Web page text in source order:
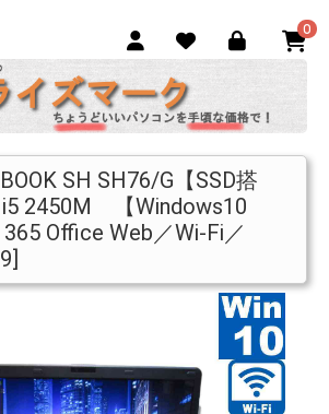
0
SH SH76/G【SSD搭
2450M 【Windows10
Office Web／Wi-Fi／